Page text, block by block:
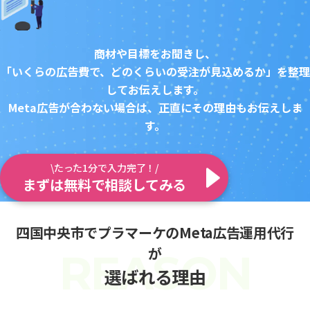
商材や目標をお聞きし、
「いくらの広告費で、どのくらいの受注が見込めるか」を整理
してお伝えします。
Meta広告が合わない場合は、正直にその理由もお伝えしま
す。
\たった1分で入力完了！/
まずは無料で相談してみる
四国中央市でプラマーケのMeta広告運用代行
が
選ばれる理由